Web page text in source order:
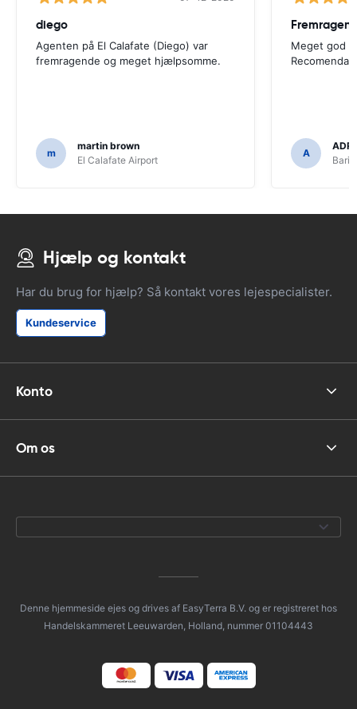
diego
Agenten på El Calafate (Diego) var
fremragende og meget hjælpsomme.
m
martin brown
El Calafate Airport
Meget god
A
Hjælp og kontakt
Har du brug for hjælp? Så kontakt vores lejespecialister.
Kundeservice
Konto
Om os
Denne hjemmeside ejes og drives af EasyTerra B.V. og er registreret hos
Handelskammeret Leeuwarden, Holland, nummer 01104443